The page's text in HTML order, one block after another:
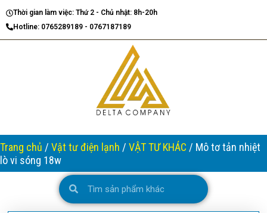
tới
nội
Thời gian làm việc: Thứ 2 - Chủ nhật: 8h-20h
Hotline: 0765289189 - 0767187189
Trang chủ / Vật tư điện lạnh / VẬT TƯ KHÁC / Mô tơ tản nhiệt
lò vi sóng 18w
SearchSearch